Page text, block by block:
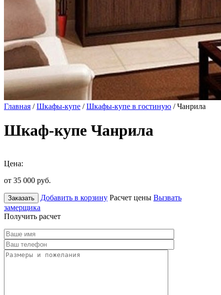
Главная /Шкафы-купе /Шкафы-купе в гостиную / Чанрила
Шкаф-купе Чанрила
Цена:
от 35 000 руб.
Заказать Добавить в корзину Расчет цены Вызвать
замерщика
Получить расчет